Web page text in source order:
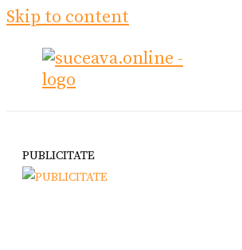
Skip to content
PUBLICITATE